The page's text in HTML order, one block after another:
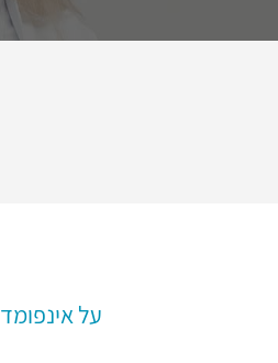
על אינפומד